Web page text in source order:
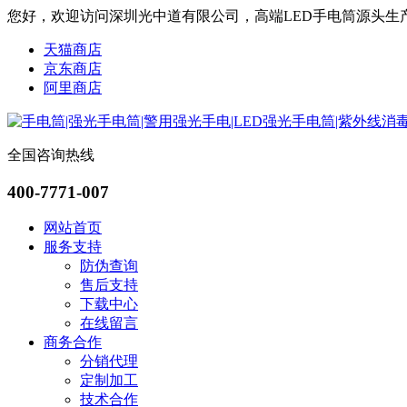
您好，欢迎访问深圳光中道有限公司，高端LED手电筒源头生
天猫商店
京东商店
阿里商店
全国咨询热线
400-7771-007
网站首页
服务支持
防伪查询
售后支持
下载中心
在线留言
商务合作
分销代理
定制加工
技术合作